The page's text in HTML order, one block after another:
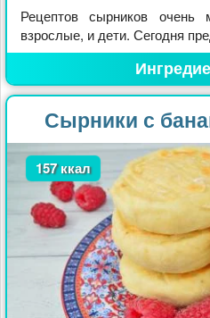
Рецептов сырников
взрослые, и дети. Сегодня
Сырники с
157 ккал